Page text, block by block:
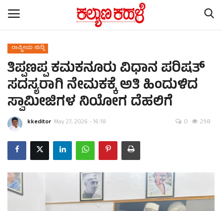
Home
Subscription
Contact
ರಾಷ್ಟ್ರೀಯ ಸುದ್ದಿ
ಕಲೆ - ಸಾಹಿತ್ಯ
ರಾಷ್ಟ್ರೀಯ ಸುದ್ದಿ
ತಿಪ್ಪಣಪ್ಪ ಕಮಕನೂರು ವಿಧಾನ ಪರಿಷತ್
ಸದಸ್ಯರಾಗಿ ನೇಮಕಕ್ಕೆ ಅತಿ ಹಿಂದುಳಿದ
ಸ್ವಾಮೀಜಿಗಳ ನಿಯೋಗ ದೆಹಲಿಗೆ
kkeditor May 27, 2026 - 16:18 0 298